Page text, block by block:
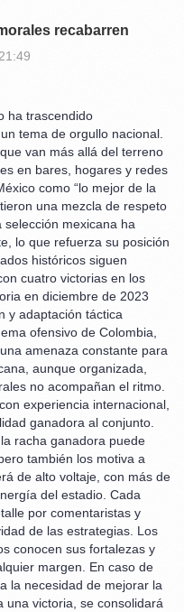
recabarren
ha trascendido
tema de orgullo nacional.
van más allá del terreno
en bares, hogares y redes
como “lo mejor de la
una mezcla de respeto
mexicana ha
lo que refuerza su posición
históricos siguen
cuatro victorias en los
en diciembre de 2023
y adaptación táctica
ofensivo de Colombia,
amenaza constante para
aunque organizada,
no acompañan el ritmo.
experiencia internacional,
ganadora al conjunto.
racha ganadora puede
también los motiva a
de alto voltaje, con más de
del estadio. Cada
por comentaristas y
de las estrategias. Los
conocen sus fortalezas y
margen. En caso de
la necesidad de mejorar la
una victoria, se consolidará